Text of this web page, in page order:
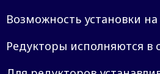
Возможность установки
Редукторы исполняются в